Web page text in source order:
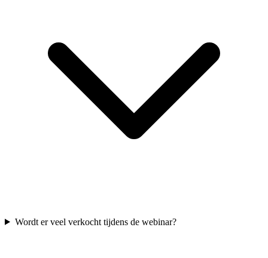
Wordt er veel verkocht tijdens de webinar?